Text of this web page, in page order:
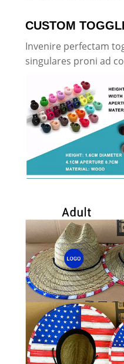
CUSTOM
Invenire perfectam
singulares proni ad